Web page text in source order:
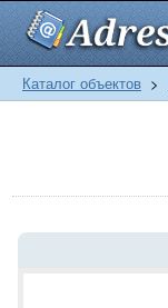
Каталог объектов >